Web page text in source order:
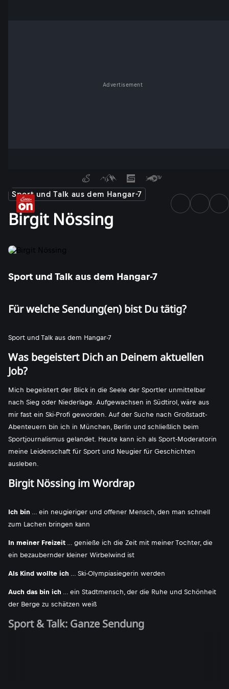
Advertisement
Sport und Talk aus dem Hangar-7
Birgit Nössing
Sport und Talk aus dem Hangar-7
Für welche Sendung(en) bist Du tätig?
Sport und Talk aus dem Hangar-7
Was begeistert Dich an Deinem aktuellen
Job?
Mich begeistert der Blick in die Seele der Sportler unmittelbar
nach Sieg oder Niederlage. Aufgewachsen in Südtirol, wäre aus
mir fast ein Ski-Profi geworden. Auf der Suche nach Großstadt-
Abenteuern bin ich in München, Berlin und schließlich beim
Sportjournalismus gelandet. Heute kann ich als Sport-Moderatorin
meine Leidenschaft für Sport und Neugier für Geschichten
ausleben.
Birgit Nössing im Wordrap
Ich bin … ein neugieriger und offener Mensch, den man schnell
zum Lachen bringen kann
In meiner Freizeit … genieße ich die Zeit mit meiner Tochter, die
ein bezaubernder kleiner Wirbelwind ist
Als Kind wollte ich … Ski-Olympiasiegerin werden
Auch das bin ich … ein Stadtmensch, der die Ruhe und Schönheit
der Berge zu schätzen weiß
Sport & Talk: Ganze Sendung